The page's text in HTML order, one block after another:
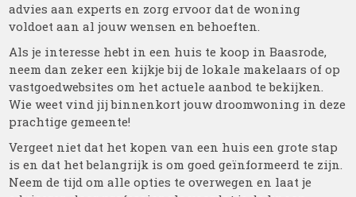
advies aan experts en zorg ervoor dat de woning
voldoet aan al jouw wensen en behoeften.
Als je interesse hebt in een huis te koop in Baasrode,
neem dan zeker een kijkje bij de lokale makelaars of op
vastgoedwebsites om het actuele aanbod te bekijken.
Wie weet vind jij binnenkort jouw droomwoning in deze
prachtige gemeente!
Vergeet niet dat het kopen van een huis een grote stap
is en dat het belangrijk is om goed geïnformeerd te zijn.
Neem de tijd om alle opties te overwegen en laat je